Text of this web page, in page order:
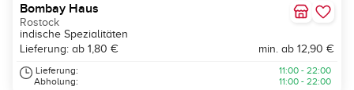
Bombay Haus
Rostock
indische Spezialitäten
Lieferung: ab 1,80 €
min. ab 12,90 €
Lieferung:
Abholung:
11:00 - 22:00
11:00 - 22:00